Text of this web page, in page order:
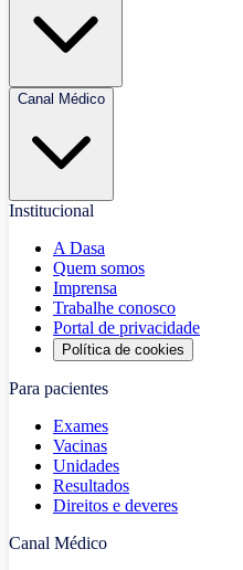
Canal Médico
Institucional
A Dasa
Quem somos
Imprensa
Trabalhe conosco
Portal de privacidade
Política de cookies
Para pacientes
Exames
Vacinas
Unidades
Resultados
Direitos e deveres
Canal Médico